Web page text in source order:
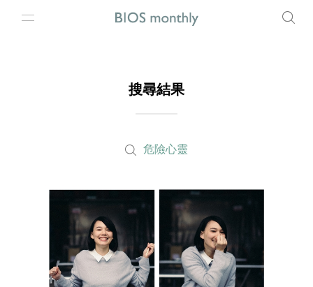
搜尋結果
危險心靈